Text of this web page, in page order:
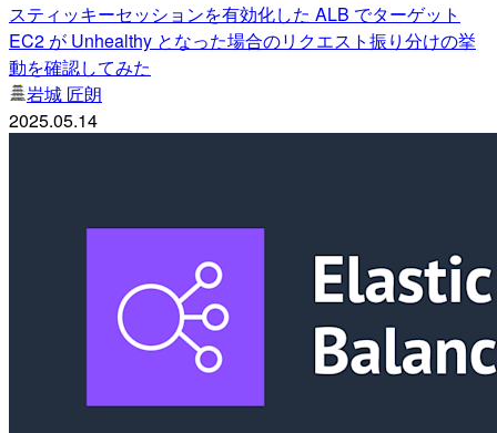
スティッキーセッションを有効化した ALB でターゲット
EC2 が Unhealthy となった場合のリクエスト振り分けの挙
動を確認してみた
岩城 匠朗
2025.05.14